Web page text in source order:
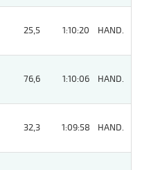
25,5 1:10:20 HAND.
76,6 1:10:06 HAND.
32,3 1:09:58 HAND.